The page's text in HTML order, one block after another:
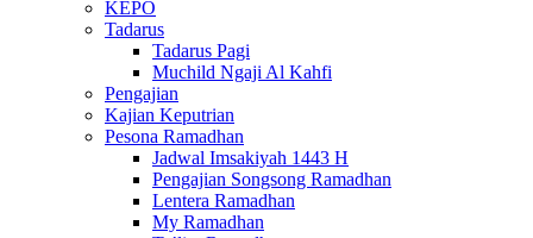
KEPO
Tadarus
Tadarus Pagi
Muchild Ngaji Al Kahfi
Pengajian
Kajian Keputrian
Pesona Ramadhan
Jadwal Imsakiyah 1443 H
Pengajian Songsong Ramadhan
Lentera Ramadhan
My Ramadhan